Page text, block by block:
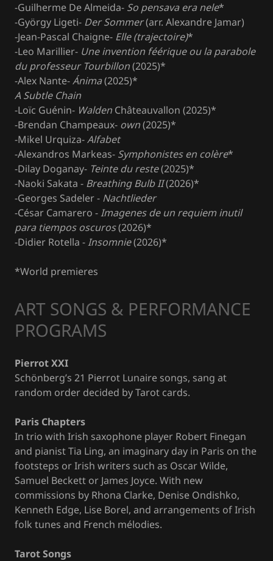
-Guilherme De Almeida- So pensava era nele*
-György Ligeti- Der Sommer(arr. Alexandre Jamar)
-Jean-Pascal Chaigne- Elle (trajectoire)*
-Leo Marillier- Une invention féérique ou la parabole
du professeur Tourbillon(2025)*
-Alex Nante-Ánima(2025)*
A Subtle Chain
-Loïc Guénin- Walden Châteauvallon (2025)*
-Brendan Champeaux- own(2025)*
-Mikel Urquiza-Alfabet
-Alexandros Markeas- Symphonistes en colère*
-Dilay Doganay- Teinte du reste(2025)*
-Naoki Sakata - Breathing Bulb II(2026)*
-Georges Sadeler - Nachtlieder
-César Camarero -Imagenes de un requiem inutil
para tiempos oscuros(2026)*
-Didier Rotella -Insomnie(2026)*
*World premieres
ART SONGS & PERFORMANCE
PROGRAMS
Pierrot XXI
Schönberg’s 21 Pierrot Lunaire songs, sang at
random order decided by Tarot cards.
Paris Chapters
In trio with Irish saxophone player Robert Finegan
and pianist Tia Ling, an imaginary day in Paris on the
footsteps or Irish writers such as Oscar Wilde,
Samuel Beckett or James Joyce. With new
commissions by Rhona Clarke, Denise Ondishko,
Kenneth Edge, Lise Borel, and arrangements of Irish
folk tunes and French mélodies.
Tarot Songs